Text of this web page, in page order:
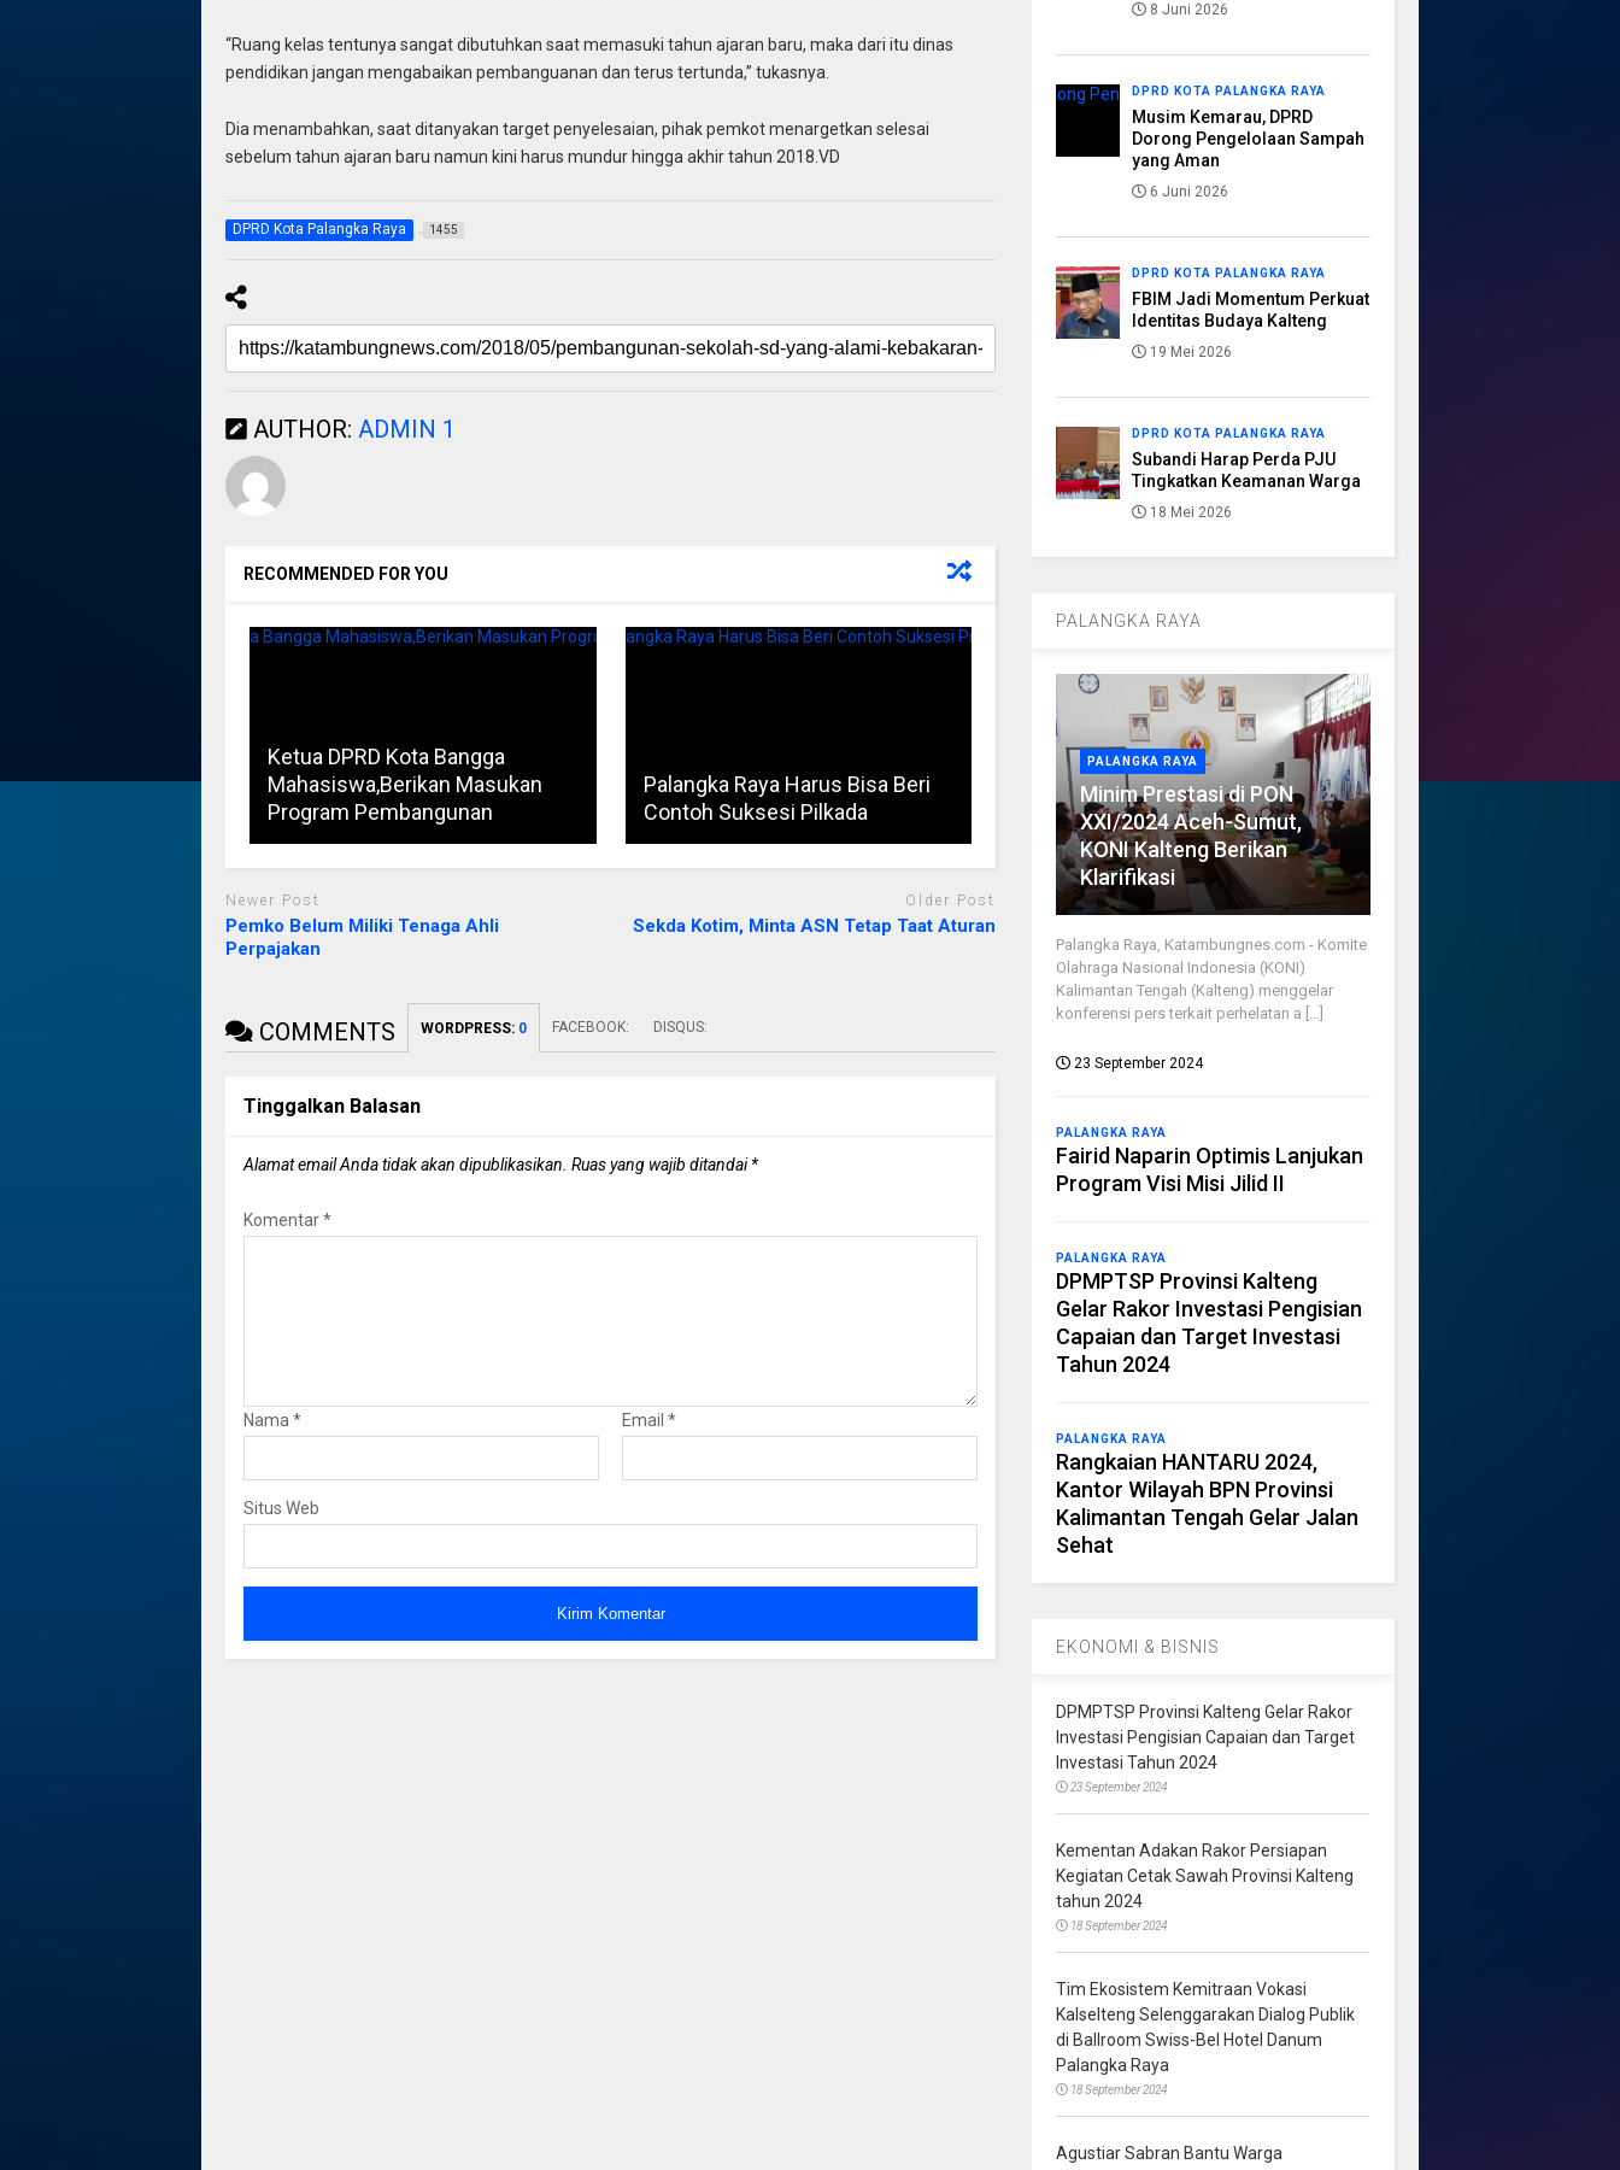
“Ruang kelas tentunya sangat dibutuhkan saat memasuki tahun ajaran baru, maka dari itu dinas
pendidikan jangan mengabaikan pembanguanan dan terus tertunda,” tukasnya.
Dia menambahkan, saat ditanyakan target penyelesaian, pihak pemkot menargetkan selesai
sebelum tahun ajaran baru namun kini harus mundur hingga akhir tahun 2018.VD
DPRD Kota Palangka Raya 1455
AUTHOR: ADMIN 1
RECOMMENDED FOR YOU
Ketua DPRD Kota Bangga
Mahasiswa,Berikan Masukan
Program Pembangunan
Palangka Raya Harus Bisa Beri
Contoh Suksesi Pilkada
Newer Post
Pemko Belum Miliki Tenaga Ahli
Perpajakan
Older Post
Sekda Kotim, Minta ASN Tetap Taat Aturan
COMMENTS WORDPRESS: 0 FACEBOOK: DISQUS:
Tinggalkan Balasan
Alamat email Anda tidak akan dipublikasikan. Ruas yang wajib ditandai*
Komentar*
Nama * Email *
Situs Web
8 Juni 2026
DPRD KOTA PALANGKA RAYA
Musim Kemarau, DPRD
Dorong Pengelolaan Sampah
yang Aman
6 Juni 2026
DPRD KOTA PALANGKA RAYA
FBIM Jadi Momentum Perkuat
Identitas Budaya Kalteng
19 Mei 2026
DPRD KOTA PALANGKA RAYA
Subandi Harap Perda PJU
Tingkatkan Keamanan Warga
18 Mei 2026
PALANGKA RAYA
PALANGKA RAYA
Minim Prestasi di PON
XXI/2024 Aceh-Sumut,
KONI Kalteng Berikan
Klarifikasi
Palangka Raya, Katambungnes.com - Komite
Olahraga Nasional Indonesia (KONI)
Kalimantan Tengah (Kalteng) menggelar
konferensi pers terkait perhelatan a [...]
23 September 2024
PALANGKA RAYA
Fairid Naparin Optimis Lanjukan
Program Visi Misi Jilid II
PALANGKA RAYA
DPMPTSP Provinsi Kalteng
Gelar Rakor Investasi Pengisian
Capaian dan Target Investasi
Tahun 2024
PALANGKA RAYA
Rangkaian HANTARU 2024,
Kantor Wilayah BPN Provinsi
Kalimantan Tengah Gelar Jalan
Sehat
EKONOMI & BISNIS
DPMPTSP Provinsi Kalteng Gelar Rakor
Investasi Pengisian Capaian dan Target
Investasi Tahun 2024
23 September 2024
Kementan Adakan Rakor Persiapan
Kegiatan Cetak Sawah Provinsi Kalteng
tahun 2024
18 September 2024
Tim Ekosistem Kemitraan Vokasi
Kalselteng Selenggarakan Dialog Publik
di Ballroom Swiss-Bel Hotel Danum
Palangka Raya
18 September 2024
Agustiar Sabran Bantu Warga